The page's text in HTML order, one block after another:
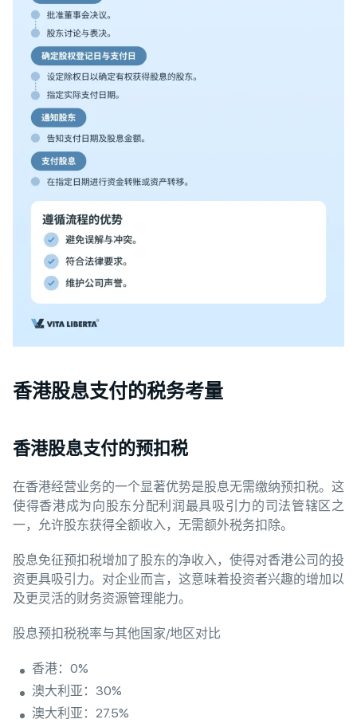
香港股息支付的税务考量
香港股息支付的预扣税
在香港经营业务的一个显著优势是股息无需缴纳预扣税。这
使得香港成为向股东分配利润最具吸引力的司法管辖区之
一，允许股东获得全额收入，无需额外税务扣除。
股息免征预扣税增加了股东的净收入，使得对香港公司的投
资更具吸引力。对企业而言，这意味着投资者兴趣的增加以
及更灵活的财务资源管理能力。
股息预扣税税率与其他国家/地区对比
香港：0%
澳大利亚：30%
澳大利亚：27.5%